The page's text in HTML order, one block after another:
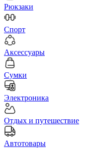
Рюкзаки
Спорт
Аксессуары
Сумки
Электроника
Отдых и путешествие
Автотовары